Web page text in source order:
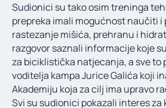
Sudionici su tako osim treninga
prepreka imali mogućnost naučiti i
rastezanje mišića, prehranu i
razgovor saznali informacije koje
za biciklistička natjecanja, a sve to
voditelja kampa Jurice Galića koji
Akademiju koja za cilj ima upravo
Svi su sudionici pokazali interes za